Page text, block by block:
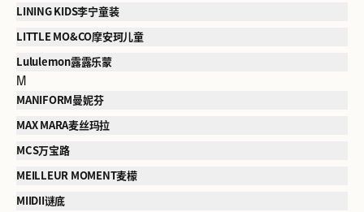
LINING KIDS李宁童装
LITTLE MO&CO摩安珂儿童
Lululemon露露乐蒙
M
MANIFORM曼妮芬
MAX MARA麦丝玛拉
MCS万宝路
MEILLEUR MOMENT麦檬
MIIDII谜底